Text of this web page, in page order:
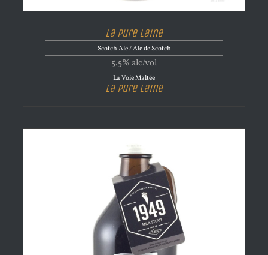
La Pure Laine
Scotch Ale / Ale de Scotch
5.5% alc/vol
La Voie Maltée
La Pure Laine